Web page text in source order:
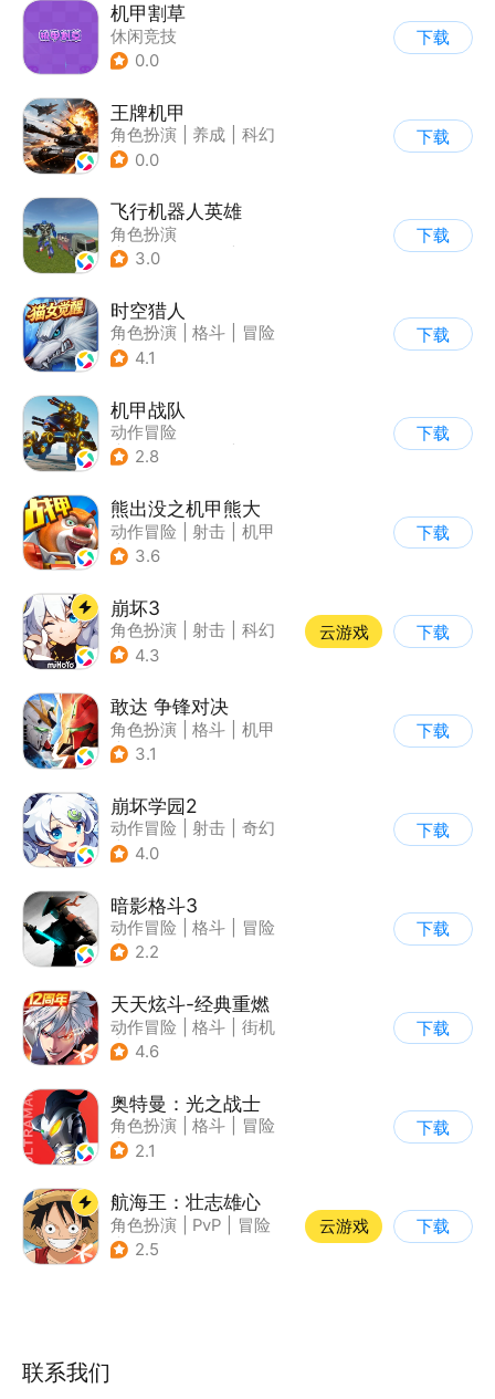
机甲割草
休闲竞技
0.0
下载
王牌机甲
角色扮演 养成
科幻
| 二次元
0.0
下载
飞行机器人英雄
角色扮演
| 第三人称射击
3.0
下载
时空猎人
角色扮演 格斗
冒险
| 时空猎人
4.1
下载
机甲战队
动作冒险
| 第三人称射击
2.8
下载
熊出没之机甲熊大
动作冒险 射击
机甲
| 熊出没
3.6
下载
崩坏3
角色扮演 射击
科幻
| 崩坏
4.3
云游戏 下载
敢达 争锋对决
角色扮演 格斗
机甲
| 敢达
3.1
下载
崩坏学园2
动作冒险 射击
奇幻
| 崩坏
4.0
下载
暗影格斗3
动作冒险 格斗
冒险
| 暗夜格斗
2.2
下载
天天炫斗-经典重燃
动作冒险 格斗
街机
| 动漫
4.6
下载
奥特曼：光之战士
角色扮演 格斗
冒险
| 童年
2.1
下载
航海王：壮志雄心
角色扮演 PvP
冒险
| 航海
2.5
云游戏 下载
联系我们